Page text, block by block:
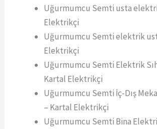
Uğurmumcu Semti usta
Elektrikçi
Uğurmumcu Semti elektrik
Elektrikçi
Uğurmumcu Semti Elektrik
Kartal Elektrikçi
Uğurmumcu Semti İç-Dış
– Kartal Elektrikçi
Uğurmumcu Semti Bina